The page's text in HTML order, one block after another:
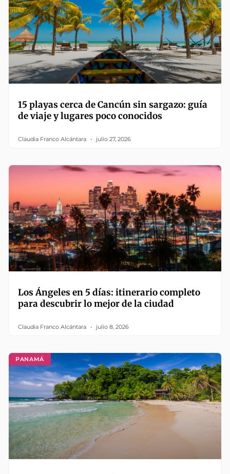
15 playas cerca de Cancún sin sargazo: guía
de viaje y lugares poco conocidos
Claudia Franco Alcántara julio 27, 2026
Los Ángeles en 5 días: itinerario completo
para descubrir lo mejor de la ciudad
Claudia Franco Alcántara julio 8, 2026
PANAMÁ